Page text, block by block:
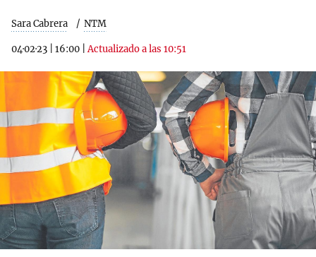
Sara Cabrera NTM
04·02·23 16:00 |Actualizado a las 10:51